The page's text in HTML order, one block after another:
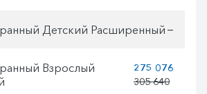
Детский Расширенный —
Взрослый
275 076
305 640